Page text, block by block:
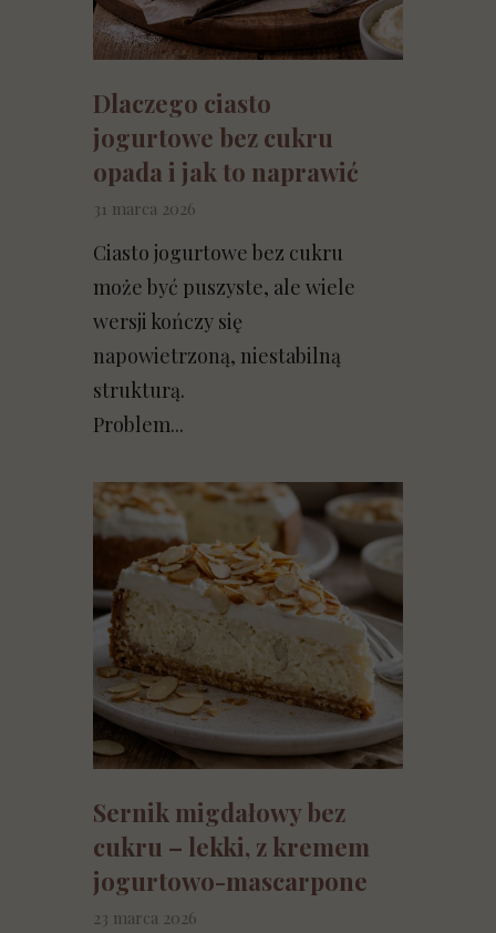
Dlaczego ciasto
jogurtowe bez cukru
opada i jak to naprawić
31 marca 2026
Ciasto jogurtowe bez cukru
może być puszyste, ale wiele
wersji kończy się
napowietrzoną, niestabilną
strukturą.
Problem...
Sernik migdałowy bez
cukru – lekki, z kremem
jogurtowo-mascarpone
23 marca 2026